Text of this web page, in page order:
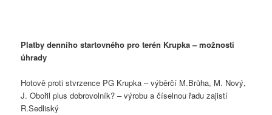
Platby denního startovného pro terén Krupka – možnosti
úhrady
Hotově proti stvrzence PG Krupka – výběrčí M.Brůha, M. Nový,
J. Obořil plus dobrovolník? – výrobu a číselnou řadu zajistí
R.Sedliský